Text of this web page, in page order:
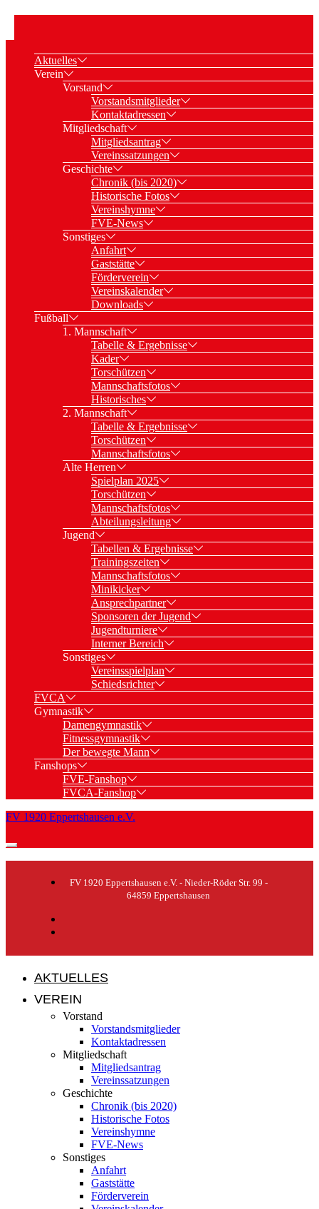
Aktuelles
Verein
Vorstand
Vorstandsmitglieder
Kontaktadressen
Mitgliedschaft
Mitgliedsantrag
Vereinssatzungen
Geschichte
Chronik (bis 2020)
Historische Fotos
Vereinshymne
FVE-News
Sonstiges
Anfahrt
Gaststätte
Förderverein
Vereinskalender
Downloads
Fußball
1. Mannschaft
Tabelle & Ergebnisse
Kader
Torschützen
Mannschaftsfotos
Historisches
2. Mannschaft
Tabelle & Ergebnisse
Torschützen
Mannschaftsfotos
Alte Herren
Spielplan 2025
Torschützen
Mannschaftsfotos
Abteilungsleitung
Jugend
Tabellen & Ergebnisse
Trainingszeiten
Mannschaftsfotos
Minikicker
Ansprechpartner
Sponsoren der Jugend
Jugendturniere
Interner Bereich
Sonstiges
Vereinsspielplan
Schiedsrichter
FVCA
Gymnastik
Damengymnastik
Fitnessgymnastik
Der bewegte Mann
Fanshops
FVE-Fanshop
FVCA-Fanshop
FV 1920 Eppertshausen e.V.
FV 1920 Eppertshausen e.V. - Nieder-Röder Str. 99 -
64859 Eppertshausen
AKTUELLES
VEREIN
Vorstand
Vorstandsmitglieder
Kontaktadressen
Mitgliedschaft
Mitgliedsantrag
Vereinssatzungen
Geschichte
Chronik (bis 2020)
Historische Fotos
Vereinshymne
FVE-News
Sonstiges
Anfahrt
Gaststätte
Förderverein